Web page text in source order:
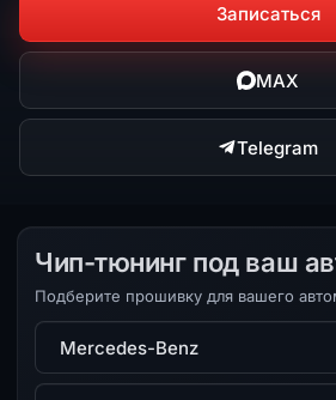
Записаться
MAX
Telegram
Чип-тюнинг под ваш
Подберите прошивку для вашего
Марка
Модель